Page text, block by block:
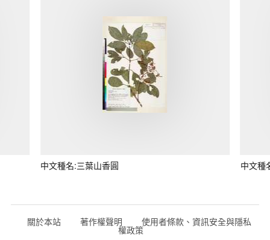
中文種名:三葉山香圓 中文種
關於本站 著作權聲明 使用者條款、資訊安全與隱私
權政策